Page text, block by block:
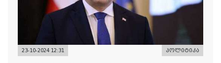
23-10-2024 12:31 პოლიტიკა